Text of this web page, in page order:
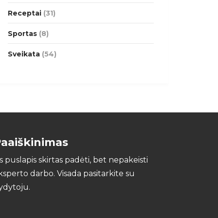
Receptai (31)
Sportas (8)
Sveikata (54)
puslapis skirtas padėti, bet nepakeisti
darbo. Visada pasitarkite su